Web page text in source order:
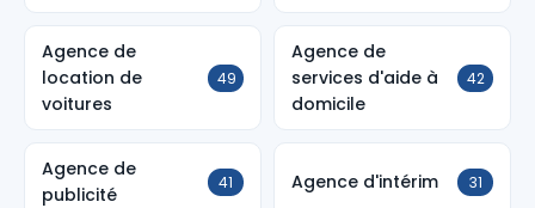
Agence de
location de
voitures
49
Agence de
services d'aide à
domicile
42
Agence de
publicité
41 Agence d'intérim 31